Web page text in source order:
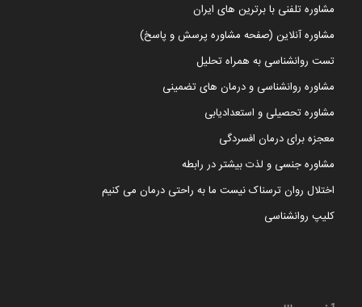
مشاوره تلفنی با برترین های ایران
مشاوره آنلاین (صفحه مشاوره پرسش و پاسخ)
تست روانشناسی به همراه تحلیل
مشاوره روانشناسی و درمان های تضمینی
مشاوره تحصیلی و استعدادیابی
معجزه برای درمان افسردگی
مشاوره جنسی و لذت بیشتر در رابطه
اختلال روان ترسناک نیست ما به راحتی درمان می کنیم
کلیپ روانشناسی